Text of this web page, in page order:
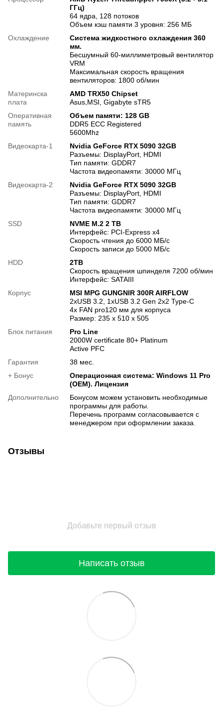
ГГц)
64 ядра, 128 потоков
Объем кэш памяти 3 уровня: 256 МБ
Охлаждение
Система жидкостного охлаждения 360
мм.
Бесшумный 60-миллиметровый вентилятор
VRM
Максимальная скорость вращения
вентиляторов: 1800 об/мин
Материнска
плата
AMD TRX50 Chipset
Asus,MSI, Gigabyte sTR5
Оперативная
память
Объем памяти: 128 GB
DDR5 ECC Registered
5600Mhz
Видеокарта-1
Nvidia GeForce RTX 5090 32GB
Разъемы: DisplayPort, HDMI
Тип памяти: GDDR7
Частота видеопамяти: 30000 МГц
Видеокарта-2
Nvidia GeForce RTX 5090 32GB
Разъемы: DisplayPort, HDMI
Тип памяти: GDDR7
Частота видеопамяти: 30000 МГц
SSD
NVME M.2 2 TB
Интерфейс: PCI-Express x4
Скорость чтения до 6000 МБ/с
Скорость записи до 5000 МБ/с
HDD
2TB
Скорость вращения шпинделя 7200 об/мин
Интерфейс: SATAIII
Корпус
MSI MPG GUNGNIR 300R AIRFLOW
2xUSB 3.2, 1xUSB 3.2 Gen 2x2 Type-C
4x FAN pro120 мм для корпуса
Размер: 235 x 510 x 505
Блок питания
Pro Line
2000W certificate 80+ Platinum
Active PFC
Гарантия
38 мес.
+ Бонус
Операционная система: Windows 11 Pro
(OEM). Лицензия
Дополнительно
Бонусом можем установить необходимые
программы для работы.
Перечень программ согласовывается с
менеджером при оформлении заказа.
Отзывы
Добавьте первый отзыв
Написать отзыв